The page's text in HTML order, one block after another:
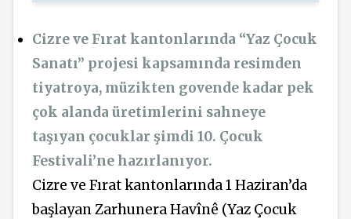
Cizre ve Fırat kantonlarında “Yaz Çocuk
Sanatı” projesi kapsamında resimden
tiyatroya, müzikten govende kadar pek
çok alanda üretimlerini sahneye
taşıyan çocuklar şimdi 10. Çocuk
Festivali’ne hazırlanıyor.
Cizre ve Fırat kantonlarında 1 Haziran’da
başlayan Zarhunera Havînê (Yaz Çocuk